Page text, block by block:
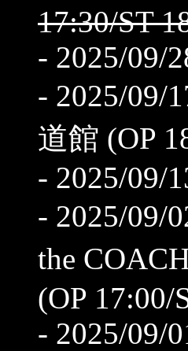
17:30/ST
- 2025/09/
- 2025/09/
道館 (OP
- 2025/09/
- 2025/09/
the
(OP 17:00/
- 2025/09/